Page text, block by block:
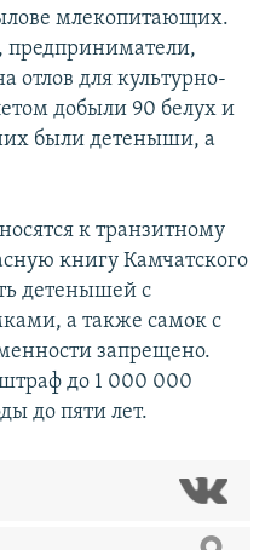
млекопитающих.
предприниматели,
отлов для культурно-
добыли 90 белух и
были детеныши, а
к транзитному
книгу Камчатского
детенышей с
а также самок с
запрещено.
до 1 000 000
до пяти лет.